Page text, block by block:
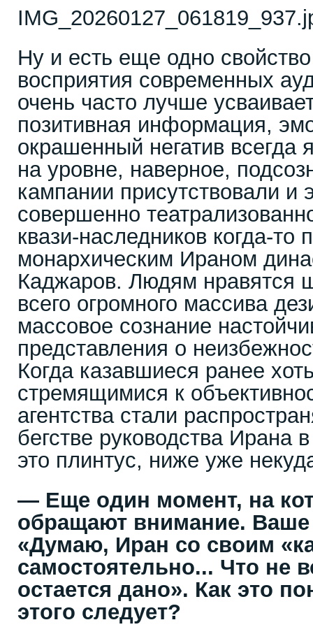
Ну и есть еще одно
восприятия современных
очень часто лучше
позитивная информация,
окрашенный негатив всегда
на уровне, наверное,
кампании присутствовали и
совершенно
квази-наследников когда-то
монархическим Ираном
Каджаров. Людям нравятся
всего огромного массива
массовое сознание
представления о
Когда казавшиеся ранее
стремящимися к
агентства стали
бегстве руководства Ирана
это плинтус, ниже уже
— Еще один момент, на
обращают внимание. Ваше
«Думаю, Иран со своим
самостоятельно... Что не
остается дано». Как это
этого следует?